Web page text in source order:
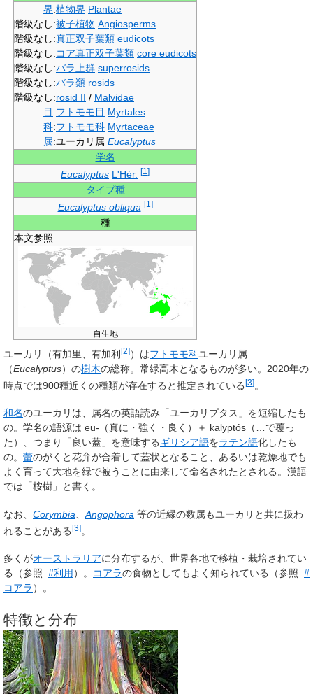
界:植物界 Plantae
階級なし:被子植物 Angiosperms
階級なし:真正双子葉類 eudicots
階級なし:コア真正双子葉類 core eudicots
階級なし:バラ上群 superrosids
階級なし:バラ類 rosids
階級なし:rosid II / Malvidae
目:フトモモ目 Myrtales
科:フトモモ科 Myrtaceae
属:ユーカリ属 Eucalyptus
学名
Eucalyptus L'Hér. [1 ]
タイプ種
Eucalyptus obliqua [1 ]
種
本文参照
自生地
ユーカリ （有加里、有加利[2]）はフトモモ科ユーカリ属
（Eucalyptus）の樹木の総称。常緑高木となるものが多い。2020年の
時点では900種近くの種類が存在すると推定されている[3]。
和名のユーカリは、属名の英語読み「ユーカリプタス」を短縮したも
の。学名の語源は eu-（真に・強く・良く）＋ kalyptós（…で覆っ
た）、つまり「良い蓋」を意味するギリシア語をラテン語化したも
の。 蕾のがくと花弁が合着して蓋状となること、あるいは乾燥地でも
よく育って大地を緑で被うことに由来して命名されたとされる。漢語
では「桉樹」と書く。
なお、 Corymbia Angophora 等の近縁の数属もユーカリと共に扱わ
れることがある[3]。
多くがオーストラリアに分布するが、世界各地で移植・栽培されてい
る（参照: #利用 ）。 コアラの食物としてもよく知られている（参照: #
コアラ ）。
特徴と分布